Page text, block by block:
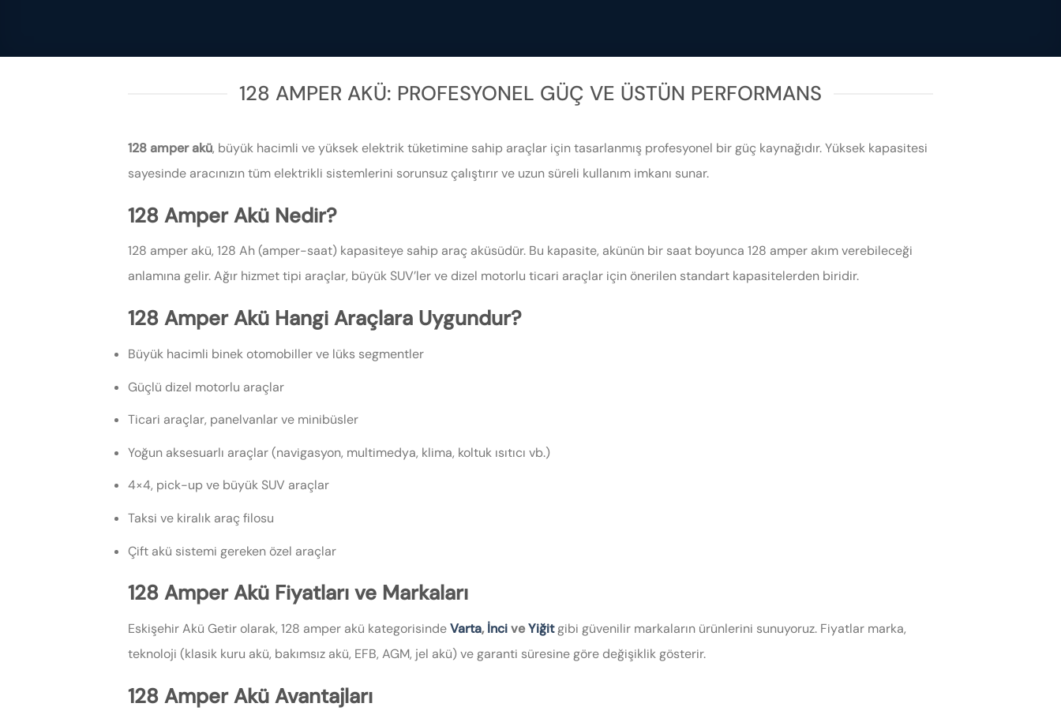
128 AMPER AKÜ: PROFESYONEL GÜÇ VE ÜSTÜN PERFORMANS
128 amper akü, büyük hacimli ve yüksek elektrik tüketimine sahip araçlar için tasarlanmış profesyonel bir güç kaynağıdır. Yüksek kapasitesi
sayesinde aracınızın tüm elektrikli sistemlerini sorunsuz çalıştırır ve uzun süreli kullanım imkanı sunar.
128 Amper Akü Nedir?
128 amper akü, 128 Ah (amper-saat) kapasiteye sahip araç aküsüdür. Bu kapasite, akünün bir saat boyunca 128 amper akım verebileceği
anlamına gelir. Ağır hizmet tipi araçlar, büyük SUV’ler ve dizel motorlu ticari araçlar için önerilen standart kapasitelerden biridir.
128 Amper Akü Hangi Araçlara Uygundur?
Büyük hacimli binek otomobiller ve lüks segmentler
Güçlü dizel motorlu araçlar
Ticari araçlar, panelvanlar ve minibüsler
Yoğun aksesuarlı araçlar (navigasyon, multimedya, klima, koltuk ısıtıcı vb.)
4×4, pick-up ve büyük SUV araçlar
Taksi ve kiralık araç filosu
Çift akü sistemi gereken özel araçlar
128 Amper Akü Fiyatları ve Markaları
Eskişehir Akü Getir olarak, 128 amper akü kategorisindeVarta, İnciveYiğitgibi güvenilir markaların ürünlerini sunuyoruz. Fiyatlar marka,
teknoloji (klasik kuru akü, bakımsız akü, EFB, AGM, jel akü) ve garanti süresine göre değişiklik gösterir.
128 Amper Akü Avantajları